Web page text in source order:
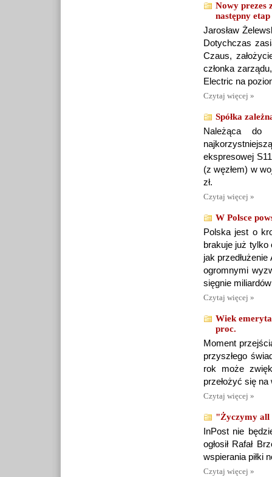
Nowy prezes
następny
Jarosław
Dotychczas
Czaus,
członka
Electric na
Czytaj więcej »
Spółka
Należąca do
ekspresowej
(z węzłem) w
zł.
Czytaj więcej »
W Polsce
Polska jest o
brakuje już
jak
ogromnymi
sięgnie
Czytaj więcej »
Wiek
proc.
Moment
przyszłego
rok może
przełożyć się
Czytaj więcej »
"Życzymy all
InPost nie
ogłosił Rafał
wspierania piłki
Czytaj więcej »